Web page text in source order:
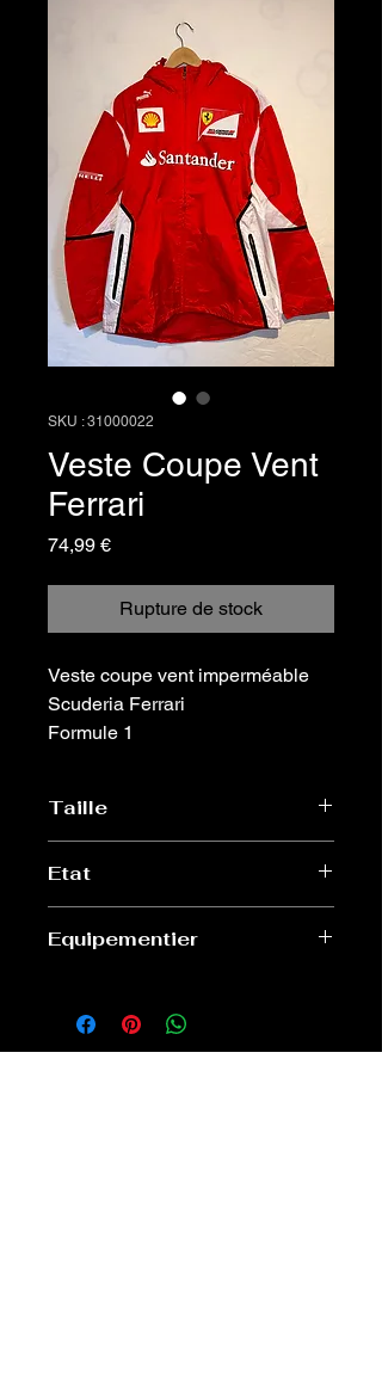
SKU : 31000022
Veste Coupe Vent
Ferrari
74,99 €Prix
Rupture de stock
Veste coupe vent imperméable
Scuderia Ferrari
Formule 1
Taille
Etat
Equipementier